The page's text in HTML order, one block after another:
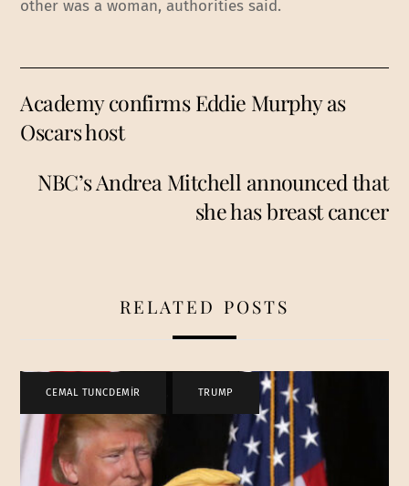
other was a woman, authorities said.
Academy confirms Eddie Murphy as
Oscars host
NBC’s Andrea Mitchell announced that
she has breast cancer
RELATED POSTS
CEMAL TUNCDEMİR TRUMP